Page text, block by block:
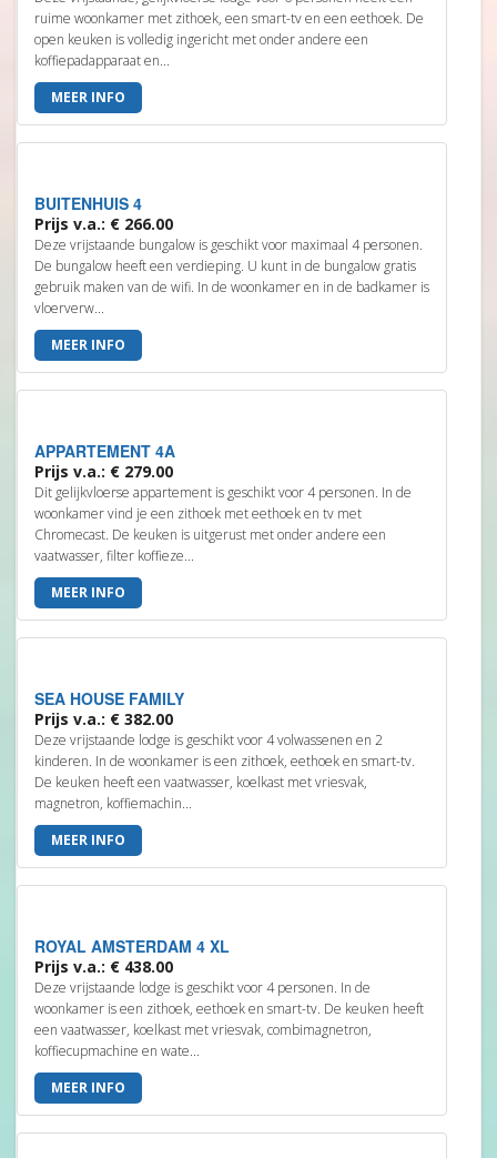
ruime woonkamer met zithoek, een smart-tv en een eethoek. De
open keuken is volledig ingericht met onder andere een
koffiepadapparaat en...
MEER INFO
BUITENHUIS 4
Prijs v.a.: € 266.00
Deze vrijstaande bungalow is geschikt voor maximaal 4 personen.
De bungalow heeft een verdieping. U kunt in de bungalow gratis
gebruik maken van de wifi. In de woonkamer en in de badkamer is
vloerverw...
MEER INFO
APPARTEMENT 4A
Prijs v.a.: € 279.00
Dit gelijkvloerse appartement is geschikt voor 4 personen. In de
woonkamer vind je een zithoek met eethoek en tv met
Chromecast. De keuken is uitgerust met onder andere een
vaatwasser, filter koffieze...
MEER INFO
SEA HOUSE FAMILY
Prijs v.a.: € 382.00
Deze vrijstaande lodge is geschikt voor 4 volwassenen en 2
kinderen. In de woonkamer is een zithoek, eethoek en smart-tv.
De keuken heeft een vaatwasser, koelkast met vriesvak,
magnetron, koffiemachin...
MEER INFO
ROYAL AMSTERDAM 4 XL
Prijs v.a.: € 438.00
Deze vrijstaande lodge is geschikt voor 4 personen. In de
woonkamer is een zithoek, eethoek en smart-tv. De keuken heeft
een vaatwasser, koelkast met vriesvak, combimagnetron,
koffiecupmachine en wate...
MEER INFO